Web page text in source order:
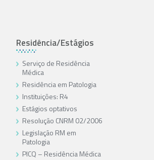
Residência/Estágios
Serviço de Residência
Médica
Residência em Patologia
Instituições: R4
Estágios optativos
Resolução CNRM 02/2006
Legislação RM em
Patologia
PICQ – Residência Médica